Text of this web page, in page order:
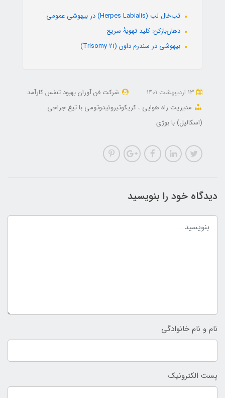
تب‌خال لب (Herpes Labialis) در بیهوشی عمومی
دهان‌بازکن: کلید تهویهٔ سریع
بیهوشی در سندرم داون (Trisomy 21)
شرکت فن آوران بهبود تنفس کارآمد
مدیریت راه هوایی
کریکوتیروئیدوتومی با تیغ جراحی
(اسکالپل) با بوژی
دیدگاه خود را بنویسید
نام و نام خانوادگی
پست الکترونیک